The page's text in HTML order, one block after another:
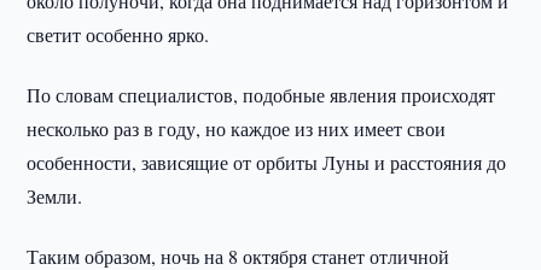
светит особенно ярко.
По словам специалистов, подобные явления происходят
несколько раз в году, но каждое из них имеет свои
особенности, зависящие от орбиты Луны и расстояния до
Земли.
Таким образом, ночь на 8 октября станет отличной